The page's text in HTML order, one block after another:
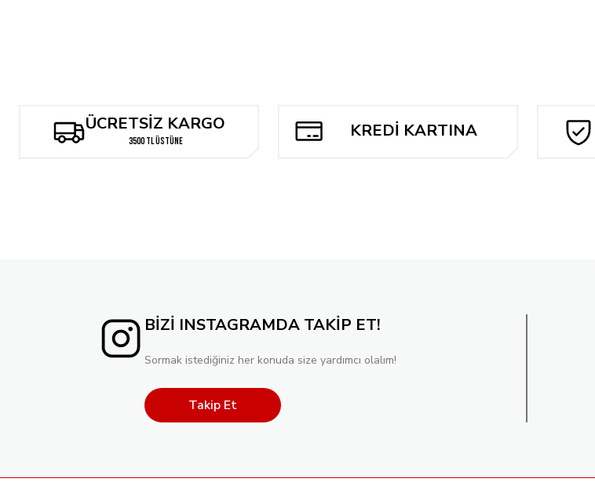
ÜCRETSİZ KARGO
3500 TL ÜSTÜNE
KREDİ KARTINA
BİZİ INSTAGRAMDA TAKİP ET!
Sormak istediğiniz her konuda size yardımcı olalım!
Takip Et